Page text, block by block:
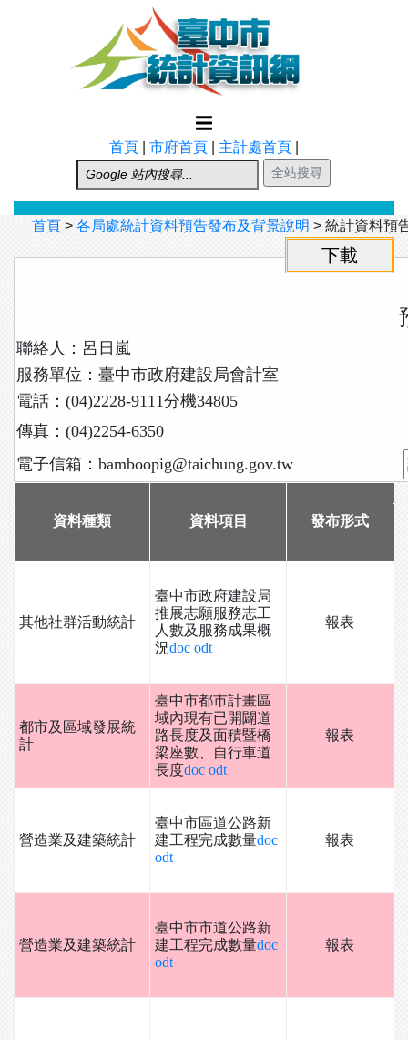
首頁 市府首頁 主計處首頁
首頁 > 各局處統計資料預告發布及背景說明 > 統計資料預
聯絡人：呂日嵐
服務單位：臺中市政府建設局會計室
電話：(04)2228-9111分機34805
傳真：(04)2254-6350
電子信箱：bamboopig@taichung.gov.tw
資料種類 資料項目 發布形式
其他社群活動統計
臺中市政府建設局
推展志願服務志工
人數及服務成果概
況doc odt
報表
都市及區域發展統
計
臺中市都市計畫區
域內現有已開闢道
路長度及面積暨橋
梁座數、自行車道
長度doc odt
報表
營造業及建築統計
臺中市區道公路新
建工程完成數量doc
odt
報表
營造業及建築統計
臺中市市道公路新
建工程完成數量doc
odt
報表